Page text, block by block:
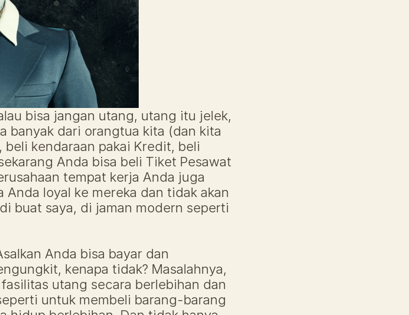
bisa jangan utang, utang itu jelek,
banyak dari orangtua kita (dan kita
beli kendaraan pakai Kredit, beli
Anda bisa beli Tiket Pesawat
tempat kerja Anda juga
loyal ke mereka dan tidak akan
buat saya, di jaman modern seperti
Anda bisa bayar dan
kenapa tidak? Masalahnya,
utang secara berlebihan dan
untuk membeli barang-barang